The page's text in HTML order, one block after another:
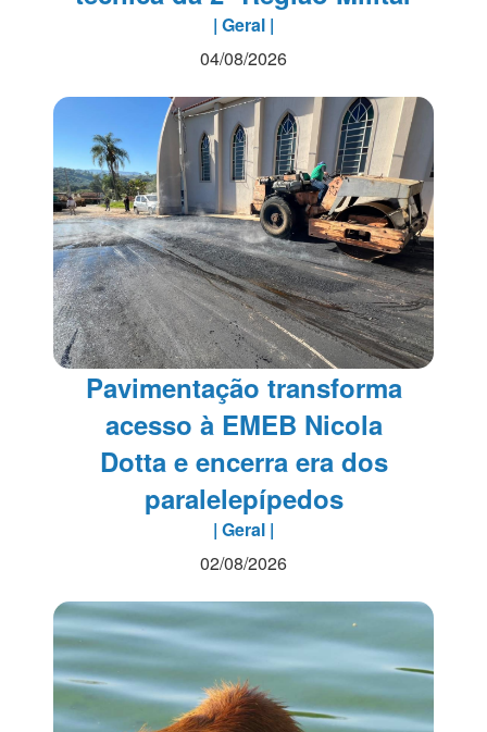
| Geral |
04/08/2026
Pavimentação transforma
acesso à EMEB Nicola
Dotta e encerra era dos
paralelepípedos
| Geral |
02/08/2026